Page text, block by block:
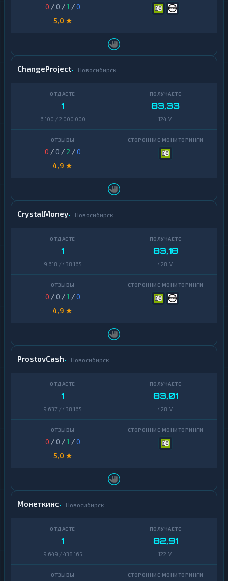
0 / 0 /1 /0
5,0 ★
ChangeProject Новосибирск
1
6 100 / 2 000 000
83,33
124 M
0 / 0 / 2 /0
4,9 ★
CrystalMoney Новосибирск
1
9 618 / 438 165
83,18
428 M
0 / 0 /1 /0
4,9 ★
ProstovCash Новосибирск
1
9 637 / 438 165
83,01
428 M
0 / 0 /1 /0
5,0 ★
Монеткинс Новосибирск
1
9 649 / 438 165
82,91
122 M